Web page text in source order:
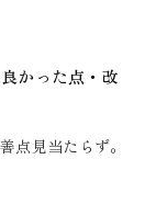
かった点・改
点見当たらず。